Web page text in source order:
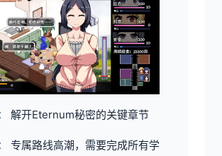
解开Eternum秘密的关键章节
专属路线高潮，需要完成所有学